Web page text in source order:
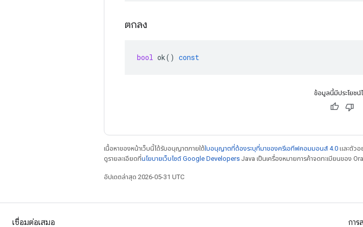
ตกลง
bool ok() const
ข้อมูลนี้มีประโยชน์
เนื้อหาของหน้าเว็บนี้ได้รับอนุญาตภายใต้ใบอนุญาตที่ต้องระบุที่มาของครีเอทีฟคอมมอนส์ 4.0 และตัวอ
ดูรายละเอียดที่นโยบายเว็บไซต์ Google Developers Java เป็นเครื่องหมายการค้าจดทะเบียนของ
อัปเดตล่าสุด 2026-05-31 UTC
เชื่อมต่อเสมอ กา